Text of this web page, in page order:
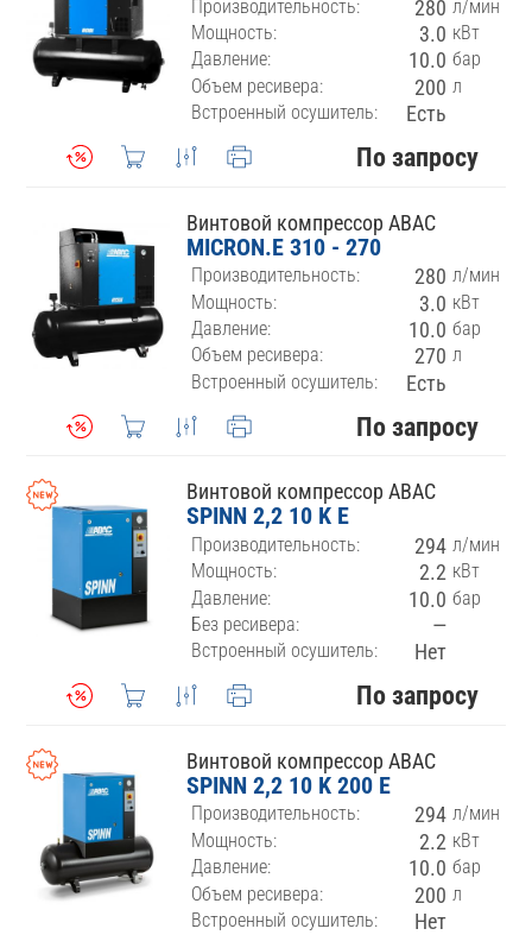
Производительность: 280 л/мин
Мощность:
3.0 кВт
Давление:
10.0 бар
Объем ресивера:
200 л
Встроенный осушитель:
Есть
По запросу
Винтовой компрессор ABAC
MICRON.E 310 - 270
Производительность: 280 л/мин
Мощность:
3.0 кВт
Давление:
10.0 бар
Объем ресивера:
270 л
Встроенный осушитель:
Есть
По запросу
Винтовой компрессор ABAC
SPINN 2,2 10 K E
Производительность: 294 л/мин
Мощность:
2.2 кВт
Давление:
10.0 бар
Без ресивера:
—
Встроенный осушитель: Нет
По запросу
Винтовой компрессор ABAC
SPINN 2,2 10 K 200 E
Производительность: 294 л/мин
Мощность:
2.2 кВт
Давление:
10.0 бар
Объем ресивера:
200 л
Встроенный осушитель:
Нет